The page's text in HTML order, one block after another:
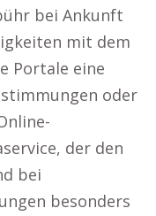
bei Ankunft
mit dem
Portale eine
oder
der den
bei
besonders